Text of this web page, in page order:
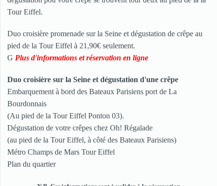
Tour Eiffel.
Duo croisière promenade sur la Seine et dégustation de crêpe au
pied de la Tour Eiffel à 21,90€ seulement.
G Plus d'informations et réservation en ligne
Duo croisière sur la Seine et dégustation d'une crêpe
Embarquement à bord des Bateaux Parisiens port de La
Bourdonnais
(Au pied de la Tour Eiffel Ponton 03).
Dégustation de votre crêpes chez Oh! Régalade
(au pied de la Tour Eiffel, à côté des Bateaux Parisiens)
Métro Champs de Mars Tour Eiffel
Plan du quartier